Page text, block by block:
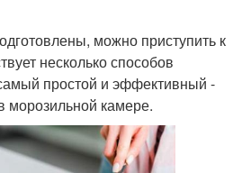
можно приступить к
несколько способов
простой и эффективный -
морозильной камере.